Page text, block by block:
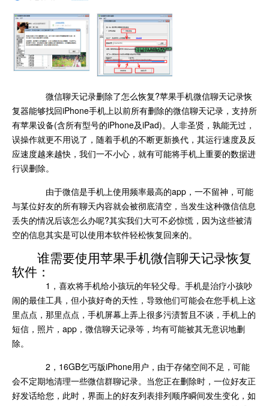
微信聊天记录删除了怎么恢复?苹果手机微信聊天记录恢
复器能够找回iPhone手机上以前所有删除的微信聊天记录，支持所
有苹果设备(含所有型号的iPhone及iPad)。人非圣贤，孰能无过，
误操作就更不用说了，随着手机的不断更新换代，其运行速度及反
应速度越来越快，我们一不小心，就有可能将手机上重要的数据进
行误删除。
由于微信是手机上使用频率最高的app，一不留神，可能
与某位好友的所有聊天内容就会被彻底清空，当发生这种微信信息
丢失的情况后该怎么办呢?其实我们大可不必惊慌，因为这些被清
空的信息其实是可以使用本软件轻松恢复回来的。
谁需要使用苹果手机微信聊天记录恢复
软件：
1，喜欢将手机给小孩玩的年轻父母。手机是治疗小孩吵
闹的最佳工具，但小孩好奇的天性，导致他们可能会在您手机上这
里点点，那里点点，手机屏幕上弄上很多污渍暂且不谈，手机上的
短信，照片，app，微信聊天记录等，均有可能被其无意识地删
除。
2，16GB乞丐版iPhone用户，由于存储空间不足，可能
会不定期地清理一些微信群聊记录。当您正在删除时，一位好友正
好发话给您，此时，界面上的好友列表排列顺序瞬间发生变化，如